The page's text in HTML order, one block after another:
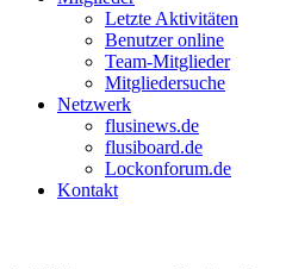
Letzte Aktivitäten
Benutzer online
Team-Mitglieder
Mitgliedersuche
Netzwerk
flusinews.de
flusiboard.de
Lockonforum.de
Kontakt